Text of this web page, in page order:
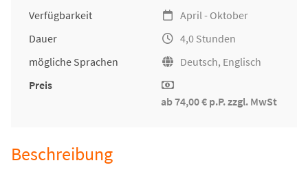
Verfügbarkeit
April - Oktober
Dauer
4,0 Stunden
mögliche Sprachen
Deutsch, Englisch
Preis
ab 74,00 € p.P. zzgl. MwSt
Beschreibung